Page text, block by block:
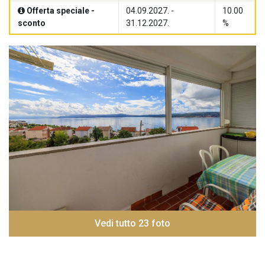
Offerta speciale -
sconto
04.09.2027. -
31.12.2027.
10.00
%
Vedi tutto 23 foto